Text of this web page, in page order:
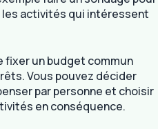
activités qui intéressent
fixer un budget commun
Vous pouvez décider
par personne et choisir
en conséquence.